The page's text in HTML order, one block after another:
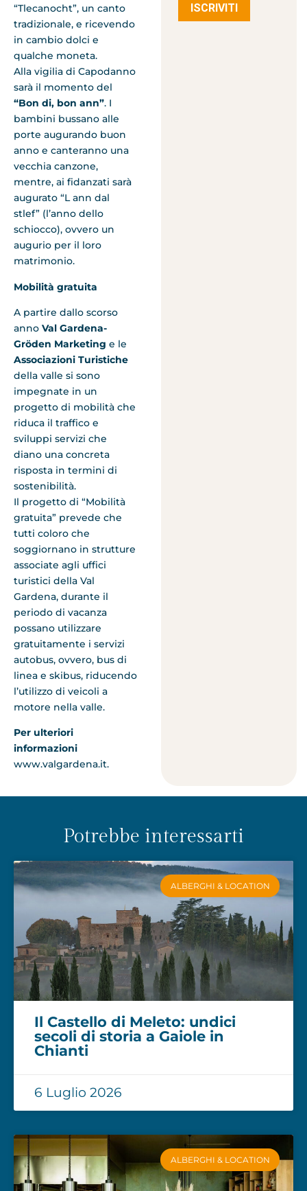
“Tlecanocht”, un canto
tradizionale, e ricevendo
in cambio dolci e
qualche moneta.
Alla vigilia di Capodanno
sarà il momento del
“Bon di, bon ann”. I
bambini bussano alle
porte augurando buon
anno e canteranno una
vecchia canzone,
mentre, ai fidanzati sarà
augurato “L ann dal
stlef” (l’anno dello
schiocco), ovvero un
augurio per il loro
matrimonio.
Mobilità gratuita
A partire dallo scorso
anno Val Gardena-
Gröden Marketing e le
Associazioni Turistiche
della valle si sono
impegnate in un
progetto di mobilità che
riduca il traffico e
sviluppi servizi che
diano una concreta
risposta in termini di
sostenibilità.
Il progetto di “Mobilità
gratuita” prevede che
tutti coloro che
soggiornano in strutture
associate agli uffici
turistici della Val
Gardena, durante il
periodo di vacanza
possano utilizzare
gratuitamente i servizi
autobus, ovvero, bus di
linea e skibus, riducendo
l’utilizzo di veicoli a
motore nella valle.
Per ulteriori
informazioni
www.valgardena.it.
ISCRIVITI
Potrebbe interessarti
ALBERGHI & LOCATION
Il Castello di Meleto: undici
secoli di storia a Gaiole in
Chianti
6 Luglio 2026
ALBERGHI & LOCATION